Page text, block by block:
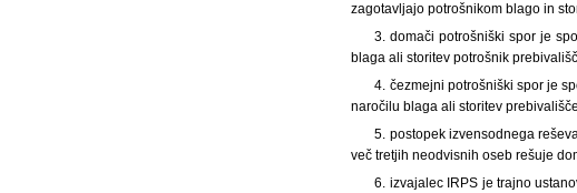
zagotavljajo potrošnikom blago in
3. domači potrošniški spor je
blaga ali storitev potrošnik
4. čezmejni potrošniški spor je
naročilu blaga ali storitev
5. postopek izvensodnega
več tretjih neodvisnih oseb rešuje
6. izvajalec IRPS je trajno